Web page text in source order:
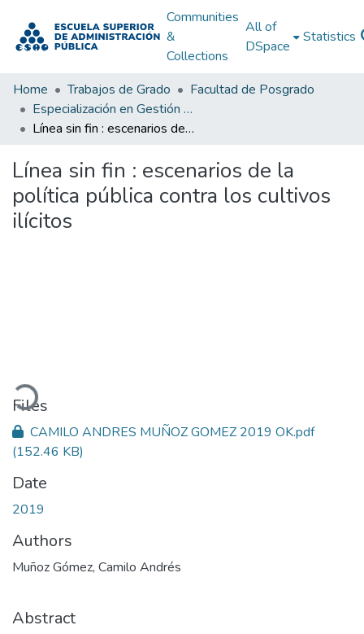
Communities
&
Collections
All of
DSpace
Statistics
Home Trabajos de Grado
Facultad de Posgrado
Especialización en Gestión y Planificación del Desarrollo Urbano y Regional
Línea sin fin : escenarios de la política pública contra los cultivos ilícitos
Línea sin fin : escenarios de la
política pública contra los cultivos
ilícitos
Loading...
Files
CAMILO ANDRES MUÑOZ GOMEZ 2019 OK.pdf
(152.46 KB)
Date
2019
Authors
Muñoz Gómez, Camilo Andrés
Abstract